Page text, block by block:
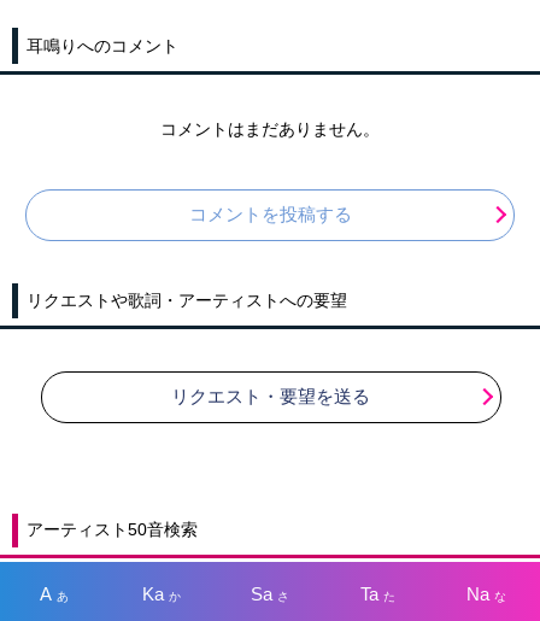
耳鳴りへのコメント
コメントはまだありません。
コメントを投稿する
リクエストや歌詞・アーティストへの要望
リクエスト・要望を送る
アーティスト50音検索
A あ Kaか Sa さ Taた Na な